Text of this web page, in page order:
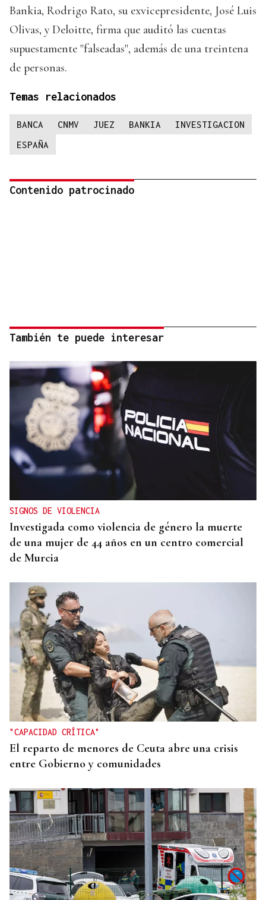
Bankia, Rodrigo Rato, su exvicepresidente, José Luis
Olivas, y Deloitte, firma que auditó las cuentas
supuestamente "falseadas", además de una treintena
de personas.
Temas relacionados
BANCA CNMV JUEZ BANKIA
INVESTIGACION
ESPAÑA
Contenido patrocinado
También te puede interesar
SIGNOS DE VIOLENCIA
Investigada como violencia de género la muerte
de una mujer de 44 años en un centro comercial
de Murcia
"CAPACIDAD CRÍTICA"
El reparto de menores de Ceuta abre una crisis
entre Gobierno y comunidades